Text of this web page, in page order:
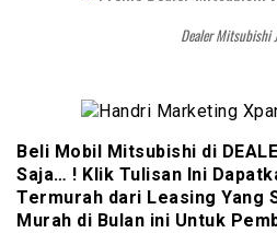
Dealer Mitsubishi
Beli Mobil Mitsubishi di
Saja… ! Klik Tulisan Ini
Termurah dari Leasing Yang
Murah di Bulan ini Untuk